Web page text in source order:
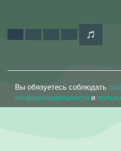
Вы обязуетесь соблюдать
конфиденциальности и